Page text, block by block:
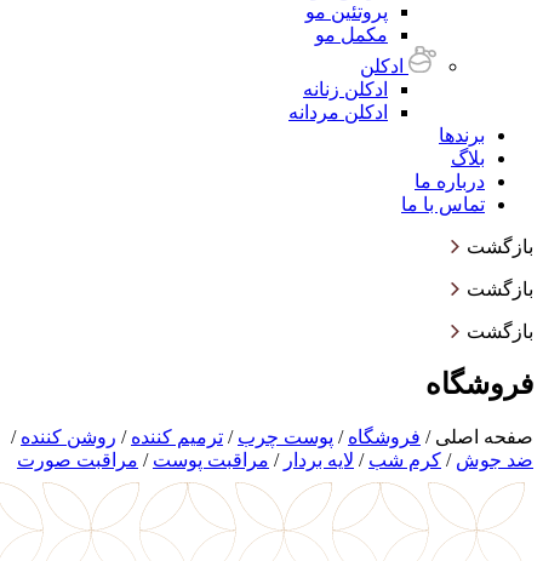
پروتئین مو
مکمل مو
ادکلن
ادکلن زنانه
ادکلن مردانه
برندها
بلاگ
درباره ما
تماس با ما
بازگشت
بازگشت
بازگشت
فروشگاه
صفحه اصلی / فروشگاه / پوست چرب / ترمیم کننده / روشن کننده /
‌ضد جوش / کرم شب / لایه بردار / مراقبت پوست / مراقبت صورت